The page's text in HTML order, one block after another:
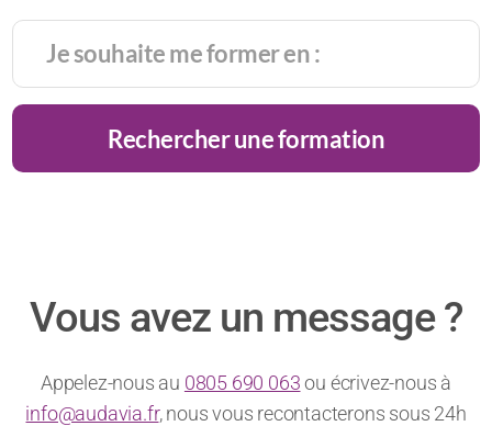
de
réussite
très
prisé
recruteurs
du
chiffre
!
caméra
:
rester
charismatique
?
gastronomieintégrer
alpha
Rechercher une formation
Vous avez un message ?
Appelez-nous au 0805 690 063ou écrivez-nous à
info@audavia.fr, nous vous recontacterons sous 24h